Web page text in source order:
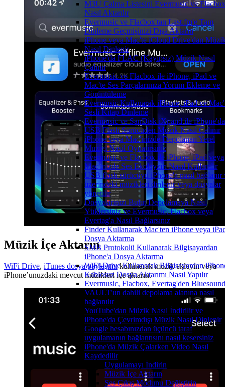
M3U Çalma Listesini Evermusic ve
Nasıl Aktarılır
Evermusic ve Flacbox'tan Last.fm'e Tam
Dinleme Geçmişinizi Dışa Aktarın
iPhone veya Mac'te iCloud Drive'dan
Nasıl Dinlenir
iPhone'da FLAC (Kayıpsız) Müzik Nasıl
Çalınır
Evermusic ve Flacbox ile iPhone, iPad ve
Mac'te Ses Parçalarınıza Yorum Ekleme ve
Görüntüleme
Evermusic Kullanarak iPhone, iPad ve
Sesli Kitap Dinleme
Evermusic ve SanDisk iXpand ile iPhone'da
USB Flash Sürücüden Müzik Nasıl Çalınır
iPhone veya Mac'inizde Depolanan Yerel
Muzigi Nasil Oynatirsiniz
Evermusic ve Flacbox ile iPhone, iPad veya
Mac'inizde Ses Ekolayzırı Nasıl Kullanılır
USB flash sürücüyü iPhone'a nasıl bağlanır
üzerindeki müzikleri dinlenir veya dosyalar
yönetilir
Dosyalarınızı Bulut Depolamaya Nasıl
Yüklersiniz ve Evermusic, Flacbox veya
Evertag'a Nasıl Bağlarsınız
Finder Kullanarak Mac'ten iPhone veya
Dosya Aktarma
SMB Protokolü Kullanarak Bilgisayardan
iPhone'a Dosya Aktarma
WiFi-Drive Kullanarak Bilgisayardan
Kablosuz Dosya Aktarımı Nasıl Yapılır
Evermusic, Flacbox, Evertag'den Bluesound
VAULT'un dahili depolama alanına nasıl
bağlanılır
YouTube'dan Müzik Nasıl İndirilir ve
iPhone'da Çevrimdışı Müzik Nasıl Dinlenir
Google hesabınızdan üçüncü taraf
uygulamanın bağlantısını nasıl kesersiniz
iPhone'da Müzik Çalarken Video Nasıl
Kaydedilir
Uygulamayı İndirin
Müzik İçe Aktarın
Ses Çıkış Modunu Değiştirin
Müzik İçe Aktarın
WiFi Drive, iTunes dosya paylaşımıkullanarak müzik ekleyin veya
iPhone’unuzdaki mevcut müzikleri içe aktarın.